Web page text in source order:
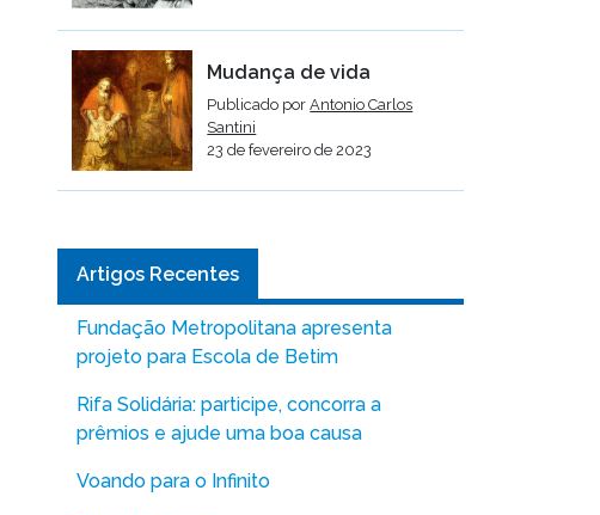
Mudança de vida
Publicado porAntonio Carlos
Santini
23 de fevereiro de 2023
Artigos Recentes
Fundação Metropolitana apresenta
projeto para Escola de Betim
Rifa Solidária: participe, concorra a
prêmios e ajude uma boa causa
Voando para o Infinito